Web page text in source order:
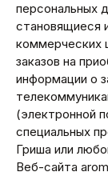
персональных
становящиеся
коммерческих
заказов на
информации о
(электронной
специальных
Гриша или
Веб-сайта